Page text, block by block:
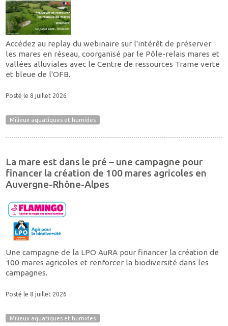
Accédez au replay du webinaire sur l'intérêt de préserver
les mares en réseau, coorganisé par le Pôle-relais mares et
vallées alluviales avec le Centre de ressources Trame verte
et bleue de l'OFB.
Posté le 8 juillet 2026
Milieux aquatiques et humides
La mare est dans le pré – une campagne pour
financer la création de 100 mares agricoles en
Auvergne-Rhône-Alpes
Une campagne de la LPO AuRA pour financer la création de
100 mares agricoles et renforcer la biodiversité dans les
campagnes.
Posté le 8 juillet 2026
Milieux aquatiques et humides